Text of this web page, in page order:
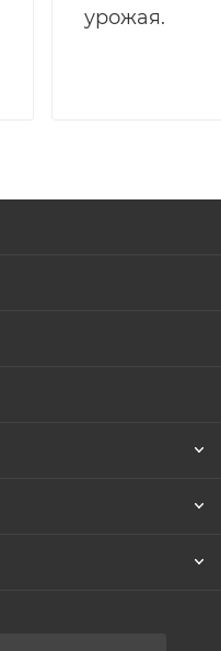
в
для культуры.
урожая.